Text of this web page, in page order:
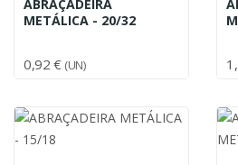
ABRAÇADEIRA
METÁLICA - 20/32
0,92 € (UN)